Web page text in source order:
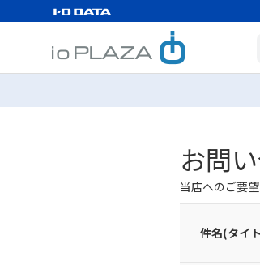
お問
当店へのご要
件名(タイ